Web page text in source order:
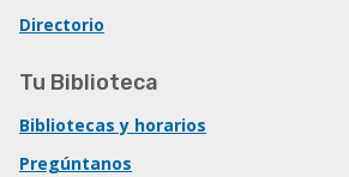
Directorio
Tu Biblioteca
Bibliotecas y horarios
Pregúntanos